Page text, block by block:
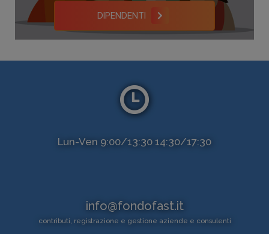
DIPENDENTI
Lun-Ven 9:00/13:30 14:30/17:30
info@fondofast.it
contributi, registrazione e gestione aziende e consulenti